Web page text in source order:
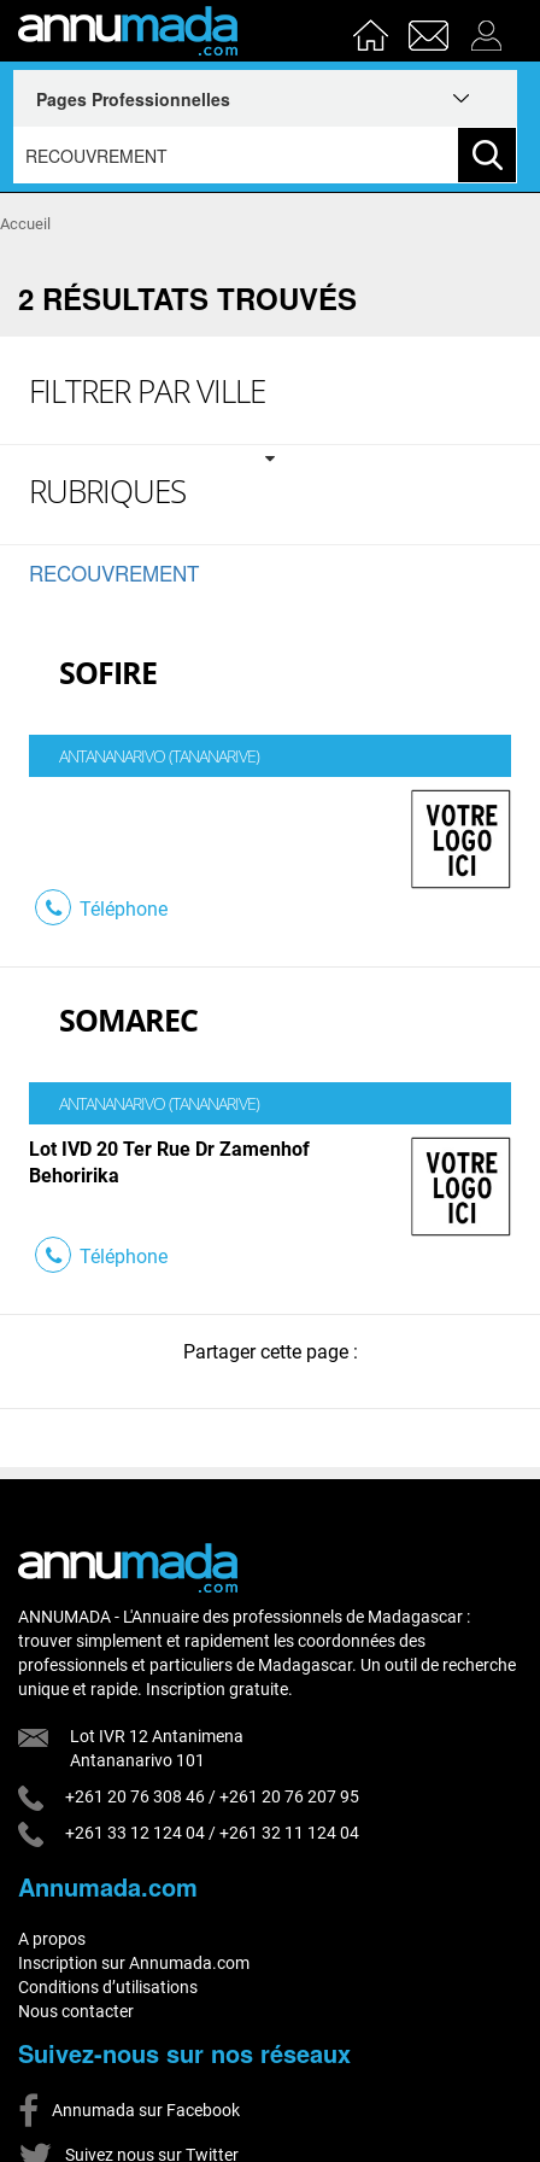
Accueil
2 RÉSULTATS TROUVÉS
FILTRER PAR VILLE
RUBRIQUES
RECOUVREMENT
SOFIRE
ANTANANARIVO (TANANARIVE)
Téléphone
SOMAREC
ANTANANARIVO (TANANARIVE)
Lot IVD 20 Ter Rue Dr Zamenhof
Behoririka
Téléphone
Partager cette page :
ANNUMADA - L'Annuaire des professionnels de Madagascar :
trouver simplement et rapidement les coordonnées des
professionnels et particuliers de Madagascar. Un outil de recherche
unique et rapide. Inscription gratuite.
Lot IVR 12 Antanimena
Antananarivo 101
+261 20 76 308 46 /+261 20 76 207 95
+261 33 12 124 04 /+261 32 11 124 04
Annumada.com
A propos
Inscription sur Annumada.com
Conditions d’utilisations
Nous contacter
Suivez-nous sur nos réseaux
Annumada sur Facebook
Suivez nous sur Twitter